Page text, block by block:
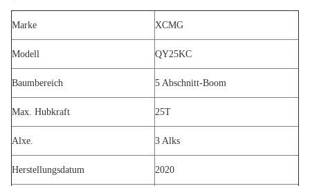
Marke XCMG
Modell QY25KC
Baumbereich 5 Abschnitt-Boom
Max. Hubkraft 25T
Alxe. 3 Alks
Herstellungsdatum 2020